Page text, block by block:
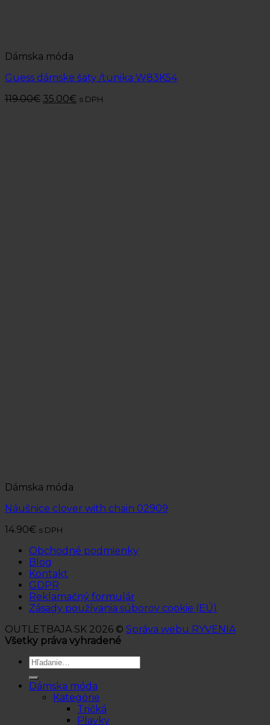
Dámska móda
Guess dámske šaty /tunika W83K54
119.00€ 35.00€ s DPH
Dámska móda
Náušnice clover with chain 02909
14.90€ s DPH
Obchodné podmienky
Blog
Kontakt
GDPR
Reklamačný formulár
Zásady používania súborov cookie (EÚ)
OUTLETBAJA.SK 2026 © Správa webu RYVENIA
Všetky práva vyhradené
Hľadať:
Dámska móda
Kategórie
Tričká
Plavky